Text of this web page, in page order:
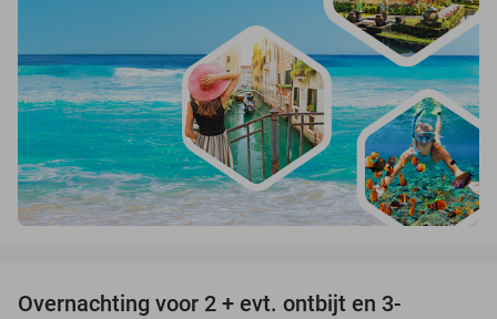
Overnachting voor 2 + evt. ontbijt en 3-